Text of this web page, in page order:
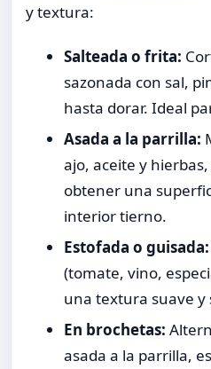
y textura:
Salteada o frita:
sazonada con sal,
hasta dorar. Ideal
Asada a la parrilla:
ajo, aceite y
obtener una
interior tierno.
Estofada o guisada:
(tomate, vino,
una textura suave
En brochetas:
asada a la parrilla,